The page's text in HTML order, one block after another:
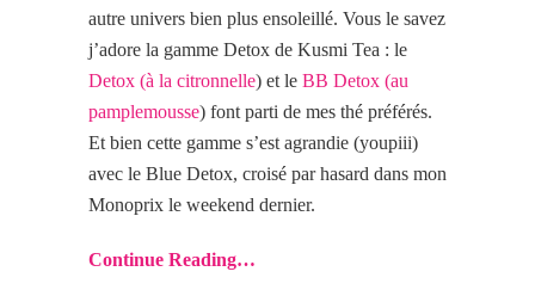
autre univers bien plus ensoleillé. Vous le savez
j’adore la gamme Detox de Kusmi Tea : le
Detox (à la citronnelle) et le BB Detox (au
pamplemousse) font parti de mes thé préférés.
Et bien cette gamme s’est agrandie (youpiii)
avec le Blue Detox, croisé par hasard dans mon
Monoprix le weekend dernier.
Continue Reading…